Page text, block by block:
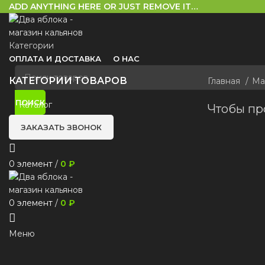
ADD ANYTHING HERE OR JUST REMOVE IT…
Категории
ОПЛАТА И ДОСТАВКА О НАС
ПОИСК
ЗАКАЗАТЬ ЗВОНОК
0 элемент / 0 ₽
0 элемент / 0 ₽
Меню
Главная
Чтобы
КАТЕГОРИИ ТОВАРОВ
Каталог